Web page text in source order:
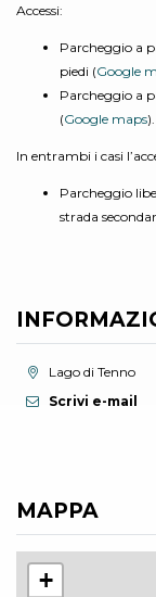
Accessi:
Parcheggio a
piedi (Google
Parcheggio a
(Google maps).
In entrambi i casi
Parcheggio
strada
Località:Lago di Tenno
Scrivi e-mail
MAPPA
+